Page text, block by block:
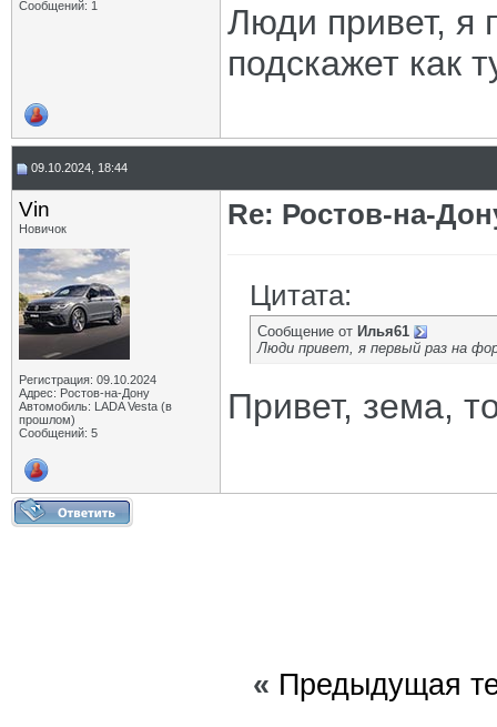
Сообщений: 1
Люди привет, я
подскажет как
09.10.2024, 18:44
Vin
Новичок
Регистрация: 09.10.2024
Адрес: Ростов-на-Донy
Автомобиль: LADA Vesta (в
прошлом)
Сообщений: 5
Re: Ростов-на-
Цитата:
Сообщение от Илья61
Люди привет, я первый раз на
Привет, зема,
« Предыдущая